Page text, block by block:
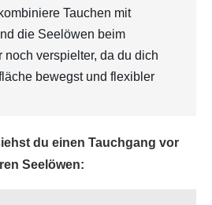
Tauchen mit
die Seelöwen beim
noch verspielter, da du dich
bewegst und flexibler
du einen Tauchgang vor
Seelöwen: